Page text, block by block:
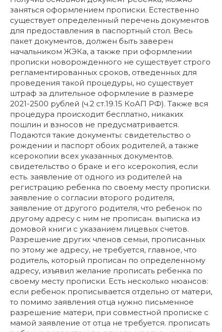
заняться оформлением прописки. Естественно
существует определенный перечень документов
для предоставления в паспортный стол. Весь
пакет документов, должен быть заверен
начальником ЖЭКа, а также при оформлении
прописки новорожденного не существует строго
регламентированных сроков, отведенных для
проведения такой процедуры, но существует
штраф за длительное оформление в размере
2021-2500 рублей (ч.2 ст.19.15 КоАП РФ). Также вся
процедура происходит бесплатно, никаких
пошлин и взносов не предусматривается.
Подаются такие документы: свидетельство о
рождении и паспорт обоих родителей, а также
ксерокопии всех указанных документов.
свидетельство о браке и его ксерокопия, если
есть. заявление от одного из родителей на
регистрацию ребенка по своему месту прописки.
заявление о согласии второго родителя,
заявление от другого родителя, что ребенок по
другому адресу с ним не прописан. выписка из
домовой книги с указанием лицевых счетов.
Разрешение других членов семьи, прописанных
по этому же адресу, не требуется, главное, что
родитель, который прописан по определенному
адресу, изъявил желание прописать ребенка по
своему месту прописки. Есть несколько нюансов:
если ребенок прописывается отдельно от матери,
то помимо заявления отца нужно письменное
разрешение матери, при совместной прописке с
мамой заявление от отца не требуется. прописать